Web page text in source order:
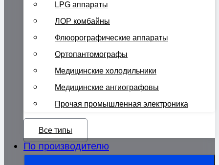
LPG аппараты
ЛОР комбайны
Флюорографические аппараты
Ортопантомографы
Медицинские холодильники
Медицинские ангиографовы
Прочая промышленная электроника
Все типы
По производителю